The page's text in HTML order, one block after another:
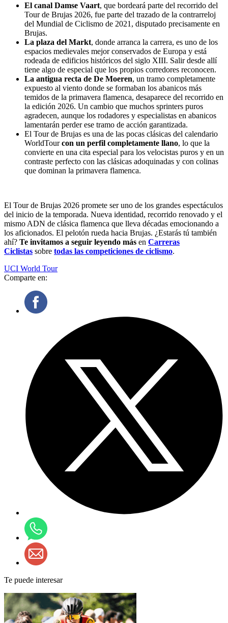
El canal Damse Vaart, que bordeará parte del recorrido del
Tour de Brujas 2026, fue parte del trazado de la contrarreloj
del Mundial de Ciclismo de 2021, disputado precisamente en
Brujas.
La plaza del Markt, donde arranca la carrera, es uno de los
espacios medievales mejor conservados de Europa y está
rodeada de edificios históricos del siglo XIII. Salir desde allí
tiene algo de especial que los propios corredores reconocen.
La antigua recta de De Moeren, un tramo completamente
expuesto al viento donde se formaban los abanicos más
temidos de la primavera flamenca, desaparece del recorrido en
la edición 2026. Un cambio que muchos sprinters puros
agradecen, aunque los rodadores y especialistas en abanicos
lamentarán perder ese tramo de acción garantizada.
El Tour de Brujas es una de las pocas clásicas del calendario
WorldTourcon un perfil completamente llano, lo que la
convierte en una cita especial para los velocistas puros y en un
contraste perfecto con las clásicas adoquinadas y con colinas
que dominan la primavera flamenca.
El Tour de Brujas 2026 promete ser uno de los grandes espectáculos
del inicio de la temporada. Nueva identidad, recorrido renovado y el
mismo ADN de clásica flamenca que lleva décadas emocionando a
los aficionados. El pelotón rueda hacia Brujas. ¿Estarás tú también
ahí? Te invitamos a seguir leyendo más en Carreras
Ciclistas sobre todas las competiciones de ciclismo.
UCI World Tour
Comparte en:
Te puede interesar